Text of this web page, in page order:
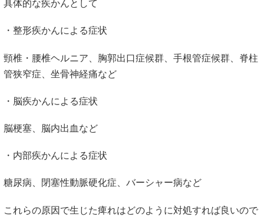
もあります。
まず、何が原因で症状が出ているのか、身体の状態を把握す
ることがとても大切になります。
具体的な疾かんとして
・整形疾かんによる症状
頸椎・腰椎ヘルニア、胸郭出口症候群、手根管症候群、脊柱
管狭窄症、坐骨神経痛など
・脳疾かんによる症状
脳梗塞、脳内出血など